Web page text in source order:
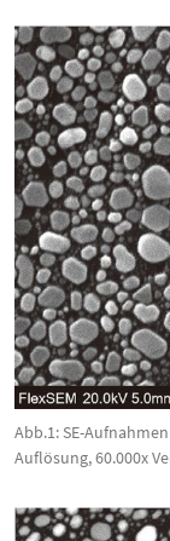
Abb.1: SE-
Auflösung, 60.000x